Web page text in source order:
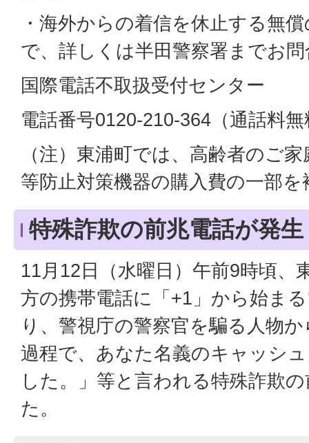
・海外からの着信を休止する無
で、詳しくは半田警察署までお
国際電話不取扱受付センター
電話番号0120-210-364（通話料無
（注）東浦町では、高齢者のご
等防止対策機器の購入費の一部
特殊詐欺の前兆電話が発生
11月12日（水曜日）午前9時頃、
方の携帯電話に「+1」から始ま
り、警視庁の警察官を騙る人物
過程で、あなた名義のキャッシ
した。」等と言われる特殊詐欺
た。